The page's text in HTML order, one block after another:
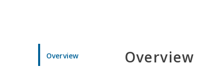
Overview Overview